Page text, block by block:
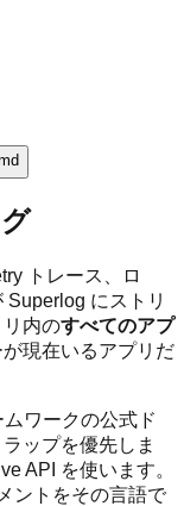
トレース、ロ
にストリ
内のすべてのアプ
現在いるアプリだ
ワークの公式ド
ップを優先しま
API を使います。
ントをその言語で